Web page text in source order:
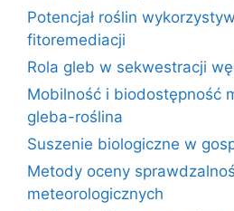
Potencjał roślin
fitoremediacji
Rola gleb w sekwestracji
Mobilność i biodostępność
gleba-roślina
Suszenie biologiczne w
Metody oceny
meteorologicznych